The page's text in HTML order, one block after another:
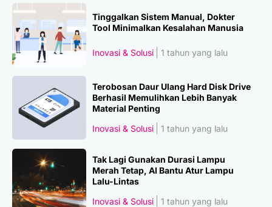
Tinggalkan Sistem Manual, Dokter
Tool Minimalkan Kesalahan Manusia
Inovasi & Solusi 1 tahun yang lalu
Terobosan Daur Ulang Hard Disk Drive
Berhasil Memulihkan Lebih Banyak
Material Penting
Inovasi & Solusi
1 tahun yang lalu
Tak Lagi Gunakan Durasi Lampu
Merah Tetap, AI Bantu Atur Lampu
Lalu-Lintas
Inovasi & Solusi
1 tahun yang lalu